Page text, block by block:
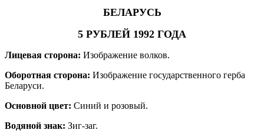
БЕЛАРУСЬ
5 РУБЛЕЙ 1992 ГОДА
Лицевая сторона: Изображение волков.
Оборотная сторона: Изображение государственного герба
Беларуси.
Основной цвет: Синий и розовый.
Водяной знак: Зиг-заг.